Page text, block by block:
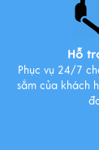
Hỗ
Phục vụ 24/7
sắm của khách